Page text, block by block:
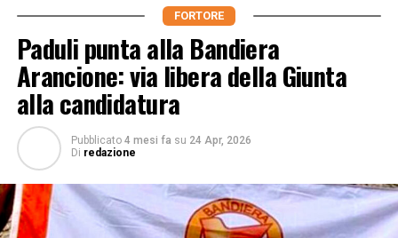
FORTORE
Paduli punta alla Bandiera
Arancione: via libera della Giunta
alla candidatura
Pubblicato 4 mesi fa su 24 Apr, 2026
Di redazione